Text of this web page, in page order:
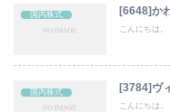
国内株式 [6648]か
こんにちは
国内株式 [3784]ヴ
こんにちは